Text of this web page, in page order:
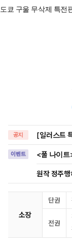
홈
도쿄 구울 무삭제 특전
공지 [일러스트
이벤트 <풀 나이
원작 정주
소장
단권
전권